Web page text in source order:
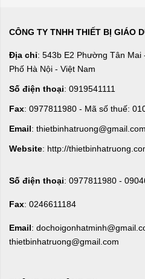
CÔNG TY TNHH THIẾT BỊ GIÁO
Địa chỉ: 543b E2 Phường Tân Mai
Phố Hà Nội - Việt Nam
Số điện thoại: 0919541111
Fax: 0977811980 - Mã số thuế:
Email: thietbinhatruong@gmail.com
Website: http://
Số điện thoại: 0977811980 -
Fax: 0246611184
Email:
thietbinhatruong@gmail.com